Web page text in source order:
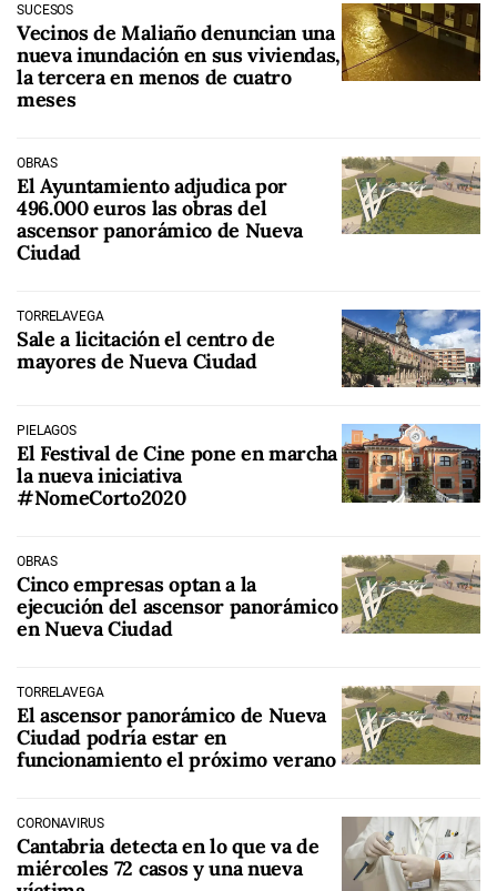
SUCESOS
Vecinos de Maliaño denuncian una
nueva inundación en sus viviendas,
la tercera en menos de cuatro
meses
OBRAS
El Ayuntamiento adjudica por
496.000 euros las obras del
ascensor panorámico de Nueva
Ciudad
TORRELAVEGA
Sale a licitación el centro de
mayores de Nueva Ciudad
PIÉLAGOS
El Festival de Cine pone en marcha
la nueva iniciativa
#NomeCorto2020
OBRAS
Cinco empresas optan a la
ejecución del ascensor panorámico
en Nueva Ciudad
TORRELAVEGA
El ascensor panorámico de Nueva
Ciudad podría estar en
funcionamiento el próximo verano
CORONAVIRUS
Cantabria detecta en lo que va de
miércoles 72 casos y una nueva